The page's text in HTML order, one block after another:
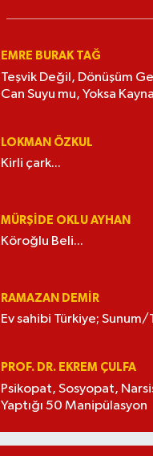
EMRE BURAK TAĞ
Teşvik Değil, Dönüşüm
Can Suyu mu, Yoksa
LOKMAN ÖZKUL
Kirli çark...
MÜRŞIDE OKLU AYHAN
Köroğlu Beli...
RAMAZAN DEMİR
Ev sahibi Türkiye; Sunum/
PROF. DR. EKREM ÇULFA
Psikopat, Sosyopat,
Yaptığı 50 Manipülasyon